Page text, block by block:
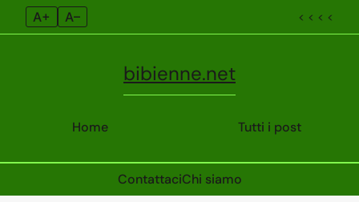
A+ A– < < < <
Home
bibienne.net
Tutti i post
ContattaciChi siamo